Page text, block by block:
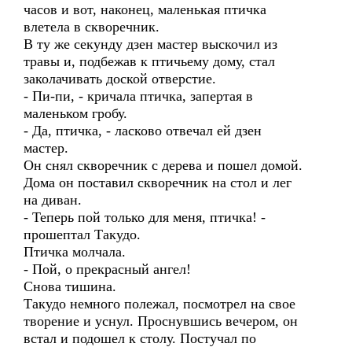
часов и вот, наконец, маленькая птичка
влетела в скворечник.
В ту же секунду дзен мастер выскочил из
травы и, подбежав к птичьему дому, стал
заколачивать доской отверстие.
- Пи-пи, - кричала птичка, запертая в
маленьком гробу.
- Да, птичка, - ласково отвечал ей дзен
мастер.
Он снял скворечник с дерева и пошел домой.
Дома он поставил скворечник на стол и лег
на диван.
- Теперь пой только для меня, птичка! -
прошептал Такудо.
Птичка молчала.
- Пой, о прекрасный ангел!
Снова тишина.
Такудо немного полежал, посмотрел на свое
творение и уснул. Проснувшись вечером, он
встал и подошел к столу. Постучал по